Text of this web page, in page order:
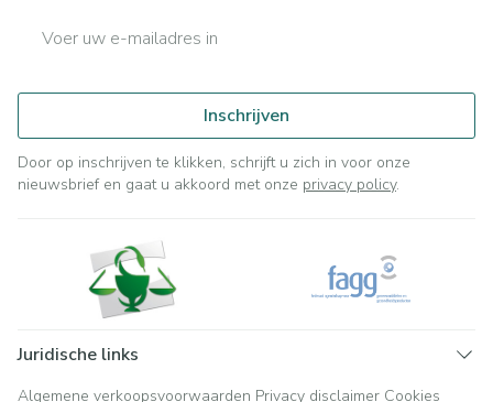
Inschrijven
Door op inschrijven te klikken, schrijft u zich in voor onze
nieuwsbrief en gaat u akkoord met onze privacy policy.
Juridische links
Algemene verkoopsvoorwaarden Privacy disclaimer Cookies